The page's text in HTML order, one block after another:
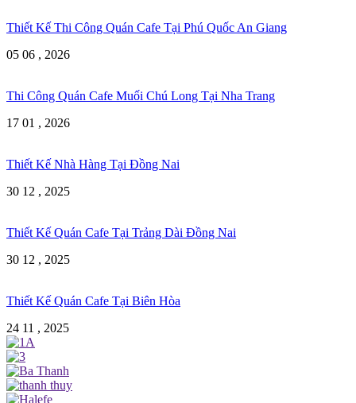
Thiết Kế Thi Công Quán Cafe Tại Phú Quốc An Giang
05 06 , 2026
Thi Công Quán Cafe Muối Chú Long Tại Nha Trang
17 01 , 2026
Thiết Kế Nhà Hàng Tại Đồng Nai
30 12 , 2025
Thiết Kế Quán Cafe Tại Trảng Dài Đồng Nai
30 12 , 2025
Thiết Kế Quán Cafe Tại Biên Hòa
24 11 , 2025